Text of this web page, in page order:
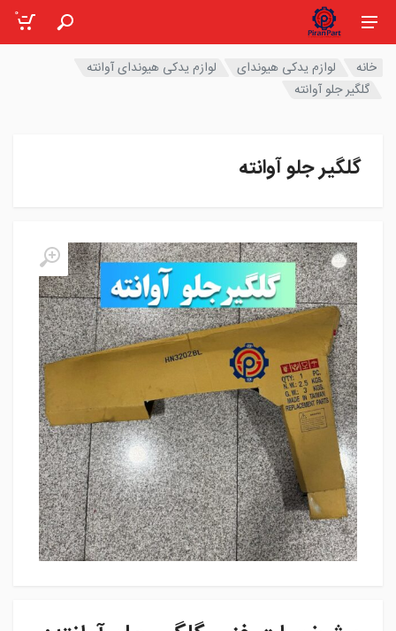
0
خانه لوازم یدکی هیوندای
لوازم یدکی هیوندای آوانته
گلگیر جلو آوانته
گلگیر جلو آوانته